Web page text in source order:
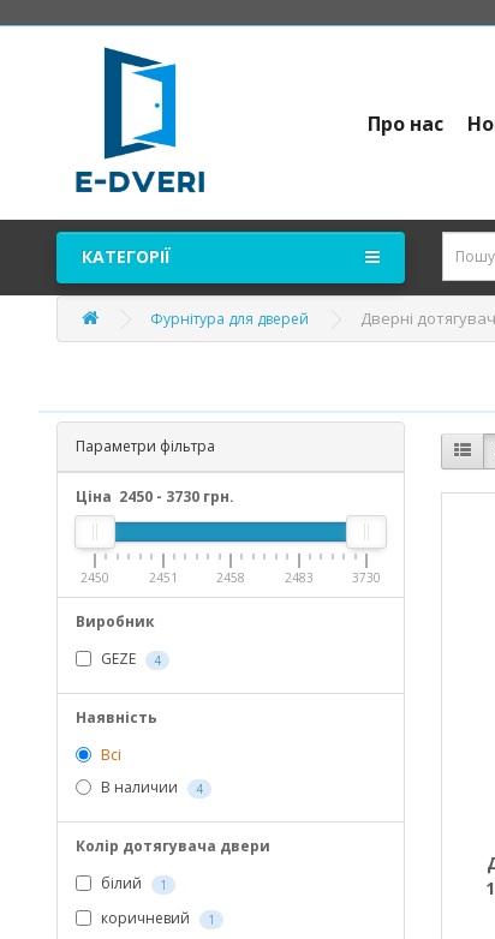
Про нас
КАТЕГОРІЇ
Фурнітура для дверей Дверні
Параметри фільтра
Ціна 2450 - 3730 грн.
2450 2451 2458 2483 3730
Виробник
GEZE
4
Наявність
Всі
В наличии
4
Колір дотягувача двери
білий
1
коричневий 1